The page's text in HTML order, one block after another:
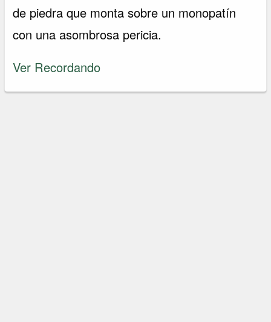
de piedra que monta sobre un monopatín
con una asombrosa pericia.
Ver Recordando